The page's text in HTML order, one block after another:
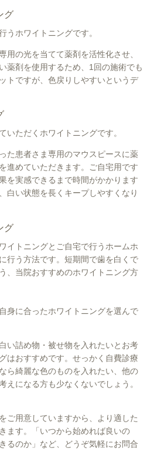
グ
うホワイトニングです。
用の光を当てて薬剤を活性化させ、
薬剤を使用するため、1回の施術でも
トですが、色戻りしやすいというデ
いただくホワイトニングです。
た患者さま専用のマウスピースに薬
進めていただきます。ご自宅用です
を実感できるまで時間がかかります
白い状態を長くキープしやすくなり
グ
イトニングとご自宅で行うホームホ
行う方法です。短期間で歯を白くで
、当院おすすめのホワイトニング方
身に合ったホワイトニングを選んで
い詰め物・被せ物を入れたいとお考
はおすすめです。せっかく自費診療
ら綺麗な色のものを入れたい、他の
になる方も少なくないでしょう。
ご用意していますから、より適した
ます。「いつから始めれば良いの
るのか」など、どうぞ気軽にお問合